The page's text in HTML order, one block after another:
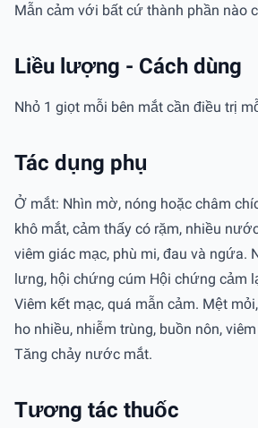
Mẫn cảm với bất cứ thành phần nào
Liều lượng - Cách dùng
Nhỏ 1 giọt mỗi bên mắt cần điều trị
Tác dụng phụ
Ở mắt: Nhìn mờ, nóng hoặc châm
khô mắt, cảm thấy có rặm, nhiều
viêm giác mạc, phù mi, đau và ngứa.
lưng, hội chứng cúm Hội chứng cảm
Viêm kết mạc, quá mẫn cảm. Mệt
ho nhiều, nhiễm trùng, buồn nôn,
Tăng chảy nước mắt.
Tương tác thuốc